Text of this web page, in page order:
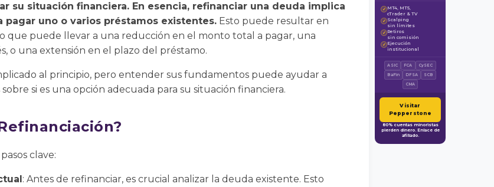
su situación financiera. En esencia, refinanciar una deuda implica
pagar uno o varios préstamos existentes. Esto puede resultar en
que puede llevar a una reducción en el monto total a pagar, una
o una extensión en el plazo del préstamo.
al principio, pero entender sus fundamentos puede ayudar a
si es una opción adecuada para su situación financiera.
clave:
: Antes de refinanciar, es crucial analizar la deuda existente. Esto
✓ MT4, MT5,
cTrader & TV
✓ Scalping
sin límites
✓ Retiros
sin comisión
✓ Ejecución
institucional
ASIC FCA
CySEC
BaFin
DFSA
SCB
CMA
Visitar
Pepperstone
80% cuentas minoristas
pierden dinero. Enlace de
afiliado.